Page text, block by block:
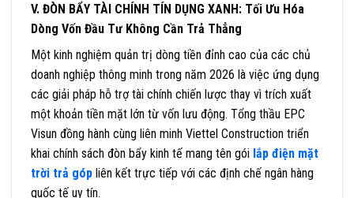
V. ĐÒN BẨY TÀI CHÍNH TÍN DỤNG XANH: Tối Ưu Hóa
Dòng Vốn Đầu Tư Không Cần Trả Thẳng
Một kinh nghiệm quản trị dòng tiền đỉnh cao của các chủ
doanh nghiệp thông minh trong năm 2026 là việc ứng dụng
các giải pháp hỗ trợ tài chính chiến lược thay vì trích xuất
một khoản tiền mặt lớn từ vốn lưu động. Tổng thầu EPC
Visun đồng hành cùng liên minh Viettel Construction triển
khai chính sách đòn bẩy kinh tế mang tên gói lắp điện mặt
trời trả góp liên kết trực tiếp với các định chế ngân hàng
quốc tế uy tín.